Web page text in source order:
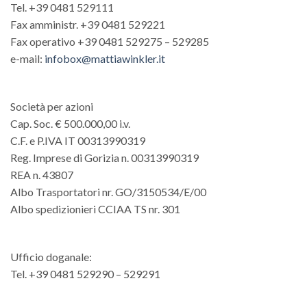
Tel. +39 0481 529111
Fax amministr. +39 0481 529221
Fax operativo +39 0481 529275 – 529285
e-mail: infobox@mattiawinkler.it
Società per azioni
Cap. Soc. € 500.000,00 i.v.
C.F. e P.IVA IT 00313990319
Reg. Imprese di Gorizia n. 00313990319
REA n. 43807
Albo Trasportatori nr. GO/3150534/E/00
Albo spedizionieri CCIAA TS nr. 301
Ufficio doganale:
Tel. +39 0481 529290 – 529291